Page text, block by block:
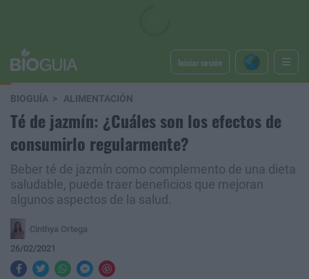
Iniciar sesión
BIOGUÍA ALIMENTACIÓN
Té de jazmín: ¿Cuáles son los efectos de
consumirlo regularmente?
Beber té de jazmín como complemento de una dieta
saludable, puede traer beneficios que mejoran
algunos aspectos de la salud.
Cinthya Ortega
26/02/2021